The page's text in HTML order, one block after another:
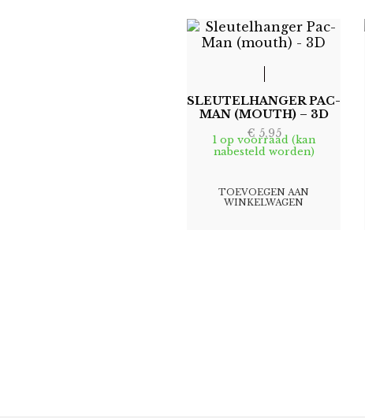
SLEUTELHANGER PAC-
MAN (MOUTH) – 3D
€ 5,95
1 op voorraad (kan
nabesteld worden)
TOEVOEGEN AAN
WINKELWAGEN